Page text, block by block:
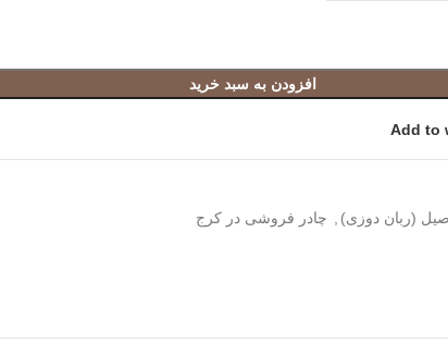
افزودن به سبد خرید
Add to
(ربان دوزی)
چادر فروشی در کرج